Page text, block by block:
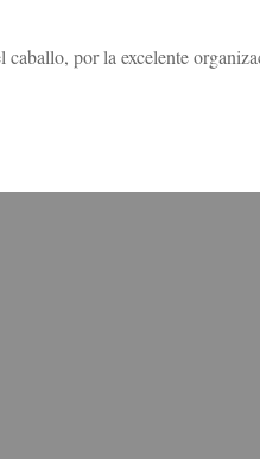
por la excelente